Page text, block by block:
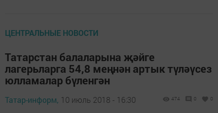
ЦЕНТРАЛЬНЫЕ НОВОСТИ
Татарстан балаларына җәйге
лагерьларга 54,8 меңнән артык түләүсез
юлламалар бүленгән
Татар-информ, 10 июль 2018 - 16:30 474 0 0